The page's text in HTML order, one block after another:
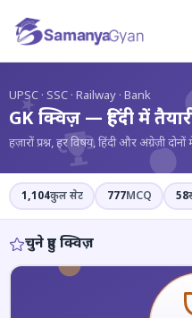
UPSC · SSC · Railway · Bank
GK क्विज़ — हिंदी में
हज़ारों प्रश्न, हर विषय, हिंदी और अंग्रेज़ी दोनों
1,104कुल सेट 777MCQ 58
चुने हुए क्विज़